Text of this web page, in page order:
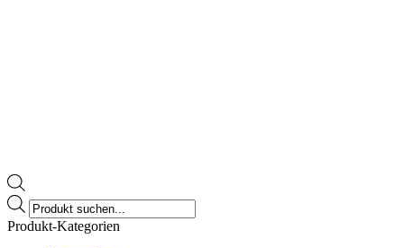
Products
search
Produkt-Kategorien